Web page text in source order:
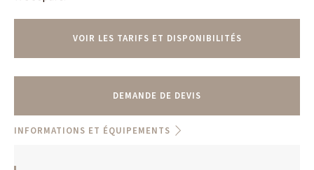
VOIR LES TARIFS ET DISPONIBILITÉS
DEMANDE DE DEVIS
INFORMATIONS ET ÉQUIPEMENTS